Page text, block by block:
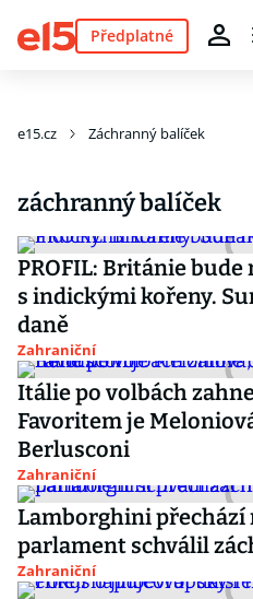
Předplatné
e15.cz Záchranný balíček
záchranný balíček
PROFIL: Británie
s indickými kořeny.
daně
Zahraniční
Itálie po volbách
Favoritem je
Berlusconi
Zahraniční
Lamborghini
parlament schválil
Zahraniční